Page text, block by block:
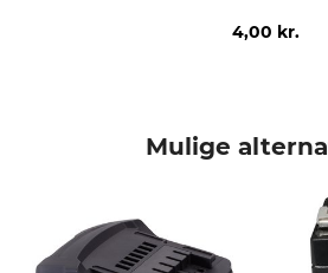
4,00 kr.
Mulige